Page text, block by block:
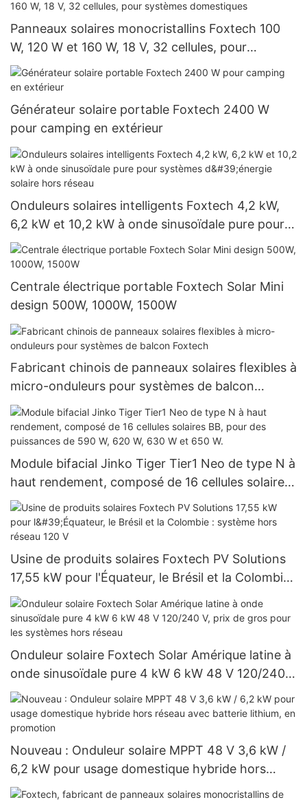
Panneaux solaires monocristallins Foxtech 100
W, 120 W et 160 W, 18 V, 32 cellules, pour
systèmes domestiques
Générateur solaire portable Foxtech 2400 W
pour camping en extérieur
Onduleurs solaires intelligents Foxtech 4,2 kW,
6,2 kW et 10,2 kW à onde sinusoïdale pure pour
systèmes d'énergie solaire hors réseau
Centrale électrique portable Foxtech Solar Mini
design 500W, 1000W, 1500W
Fabricant chinois de panneaux solaires flexibles à
micro-onduleurs pour systèmes de balcon
Foxtech
Module bifacial Jinko Tiger Tier1 Neo de type N à
haut rendement, composé de 16 cellules solaires
BB, pour des puissances de 590 W, 620 W, 630 W
et 650 W.
Usine de produits solaires Foxtech PV Solutions
17,55 kW pour l'Équateur, le Brésil et la Colombie :
système hors réseau 120 V
Onduleur solaire Foxtech Solar Amérique latine à
onde sinusoïdale pure 4 kW 6 kW 48 V 120/240
V, prix de gros pour les systèmes hors réseau
Nouveau : Onduleur solaire MPPT 48 V 3,6 kW /
6,2 kW pour usage domestique hybride hors
réseau avec batterie lithium, en promotion